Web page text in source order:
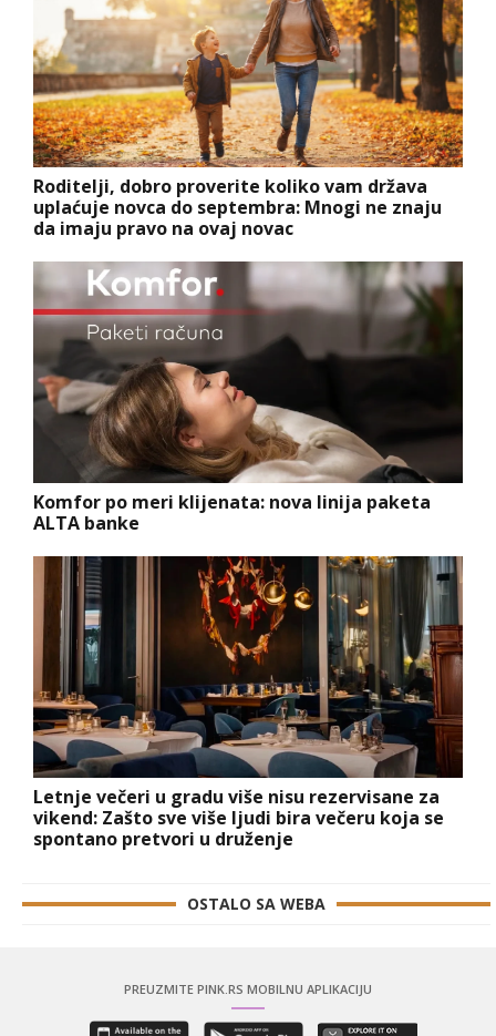
Roditelji, dobro proverite koliko vam država
uplaćuje novca do septembra: Mnogi ne znaju
da imaju pravo na ovaj novac
Komfor po meri klijenata: nova linija paketa
ALTA banke
Letnje večeri u gradu više nisu rezervisane za
vikend: Zašto sve više ljudi bira večeru koja se
spontano pretvori u druženje
OSTALO SA WEBA
PREUZMITE PINK.RS MOBILNU APLIKACIJU